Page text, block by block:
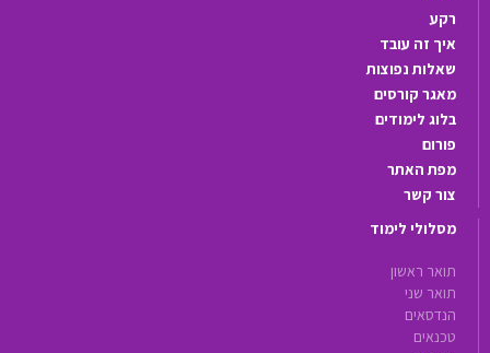
רקע
איך זה עובד
שאלות נפוצות
מאגר קורסים
בלוג לימודים
פורום
מפת האתר
צור קשר
מסלולי לימוד
תואר ראשון
תואר שני
הנדסאים
טכנאים